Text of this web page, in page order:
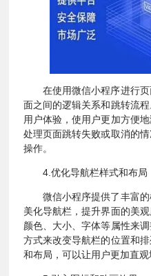
在使用微信小程序进行
面之间的逻辑关系和跳转流
用户体验，使用户更加方便
处理页面跳转失败或取消的
操作。
4.优化导航栏样式和布局
微信小程序提供了丰富
美化导航栏，提升界面的美
颜色、大小、字体等属性来
方式来改变导航栏的位置和
和布局，可以让用户更加直观